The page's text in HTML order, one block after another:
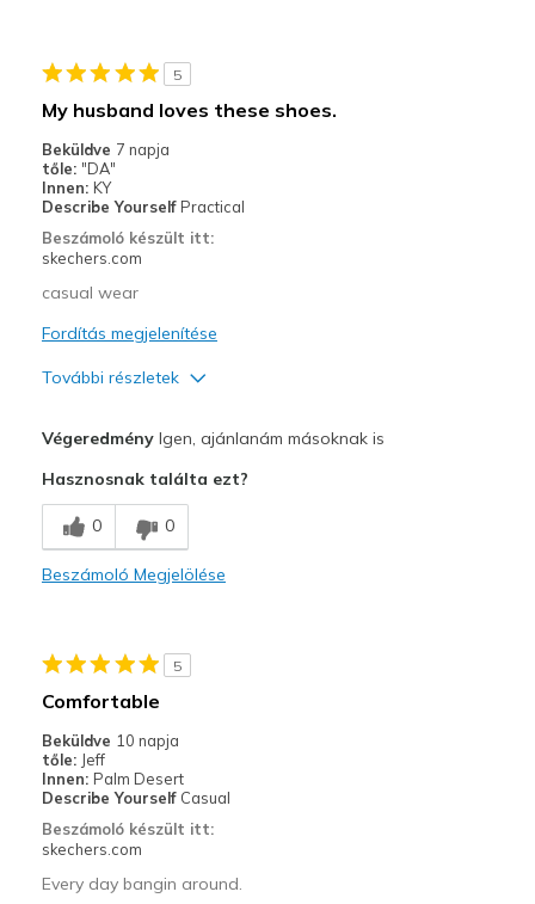
Casual Wear
Width
Sizing
Feels true to size
View On Shoes
Shoes are for Wearing
5
My husband loves these shoes.
Beküldve 7 napja
tőle: "DA"
Innen: KY
Describe Yourself Practical
Beszámoló készült itt:
skechers.com
casual wear
Fordítás megjelenítése
További részletek
Breathe Well
Comfortable
Legjobb használat
Width
Sizing
Feels true to size
View On Shoes
Shoes are for Wearing
VégeredményIgen, ajánlanám másoknak is
Hasznosnak találta ezt?
0 0
Beszámoló Megjelölése
5
Comfortable
Beküldve 10 napja
tőle: Jeff
Innen: Palm Desert
Describe Yourself Casual
Beszámoló készült itt:
skechers.com
Every day bangin around.